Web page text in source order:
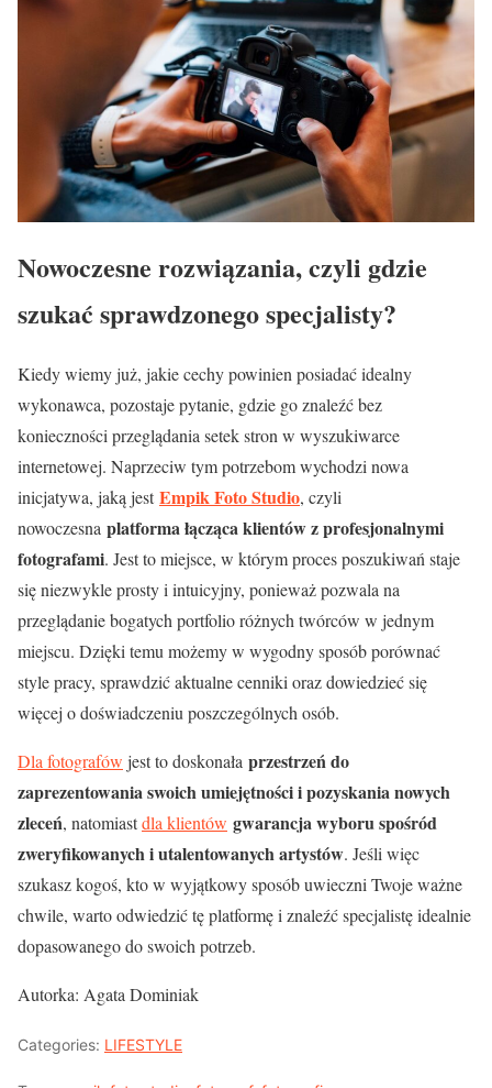
Nowoczesne rozwiązania, czyli gdzie
szukać sprawdzonego specjalisty?
Kiedy wiemy już, jakie cechy powinien posiadać idealny
wykonawca, pozostaje pytanie, gdzie go znaleźć bez
konieczności przeglądania setek stron w wyszukiwarce
internetowej. Naprzeciw tym potrzebom wychodzi nowa
inicjatywa, jaką jest Empik Foto Studio, czyli
nowoczesna platforma łącząca klientów z profesjonalnymi
fotografami. Jest to miejsce, w którym proces poszukiwań staje
się niezwykle prosty i intuicyjny, ponieważ pozwala na
przeglądanie bogatych portfolio różnych twórców w jednym
miejscu. Dzięki temu możemy w wygodny sposób porównać
style pracy, sprawdzić aktualne cenniki oraz dowiedzieć się
więcej o doświadczeniu poszczególnych osób.
Dla fotografów jest to doskonała przestrzeń do
zaprezentowania swoich umiejętności i pozyskania nowych
zleceń, natomiastdla klientów gwarancja wyboru spośród
zweryfikowanych i utalentowanych artystów. Jeśli więc
szukasz kogoś, kto w wyjątkowy sposób uwieczni Twoje ważne
chwile, warto odwiedzić tę platformę i znaleźć specjalistę idealnie
dopasowanego do swoich potrzeb.
Autorka: Agata Dominiak
Categories: LIFESTYLE